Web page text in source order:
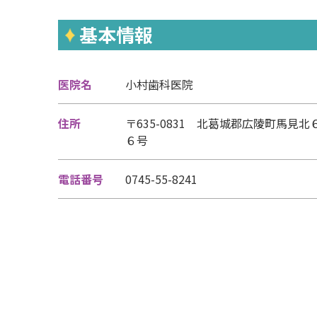
基本情報
医院名 小村歯科医院
住所
〒635-0831 北葛城郡広陵町馬見北
６号
電話番号 0745-55-8241